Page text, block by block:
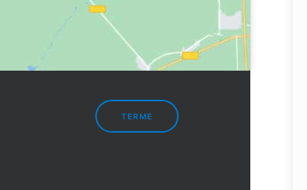
TERME